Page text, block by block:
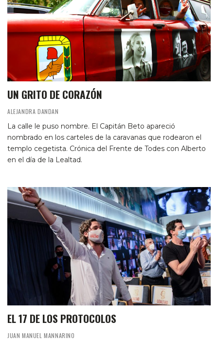
UN GRITO DE CORAZÓN
ALEJANDRA DANDAN
La calle le puso nombre. El Capitán Beto apareció
nombrado en los carteles de la caravanas que rodearon el
templo cegetista. Crónica del Frente de Todes con Alberto
en el día de la Lealtad.
EL 17 DE LOS PROTOCOLOS
JUAN MANUEL MANNARINO